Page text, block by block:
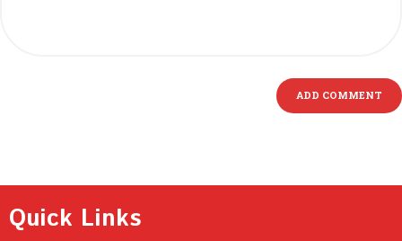
Quick Links